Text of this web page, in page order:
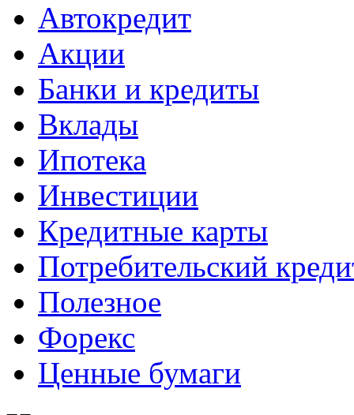
Автокредит
Акции
Банки и кредиты
Вклады
Ипотека
Инвестиции
Кредитные карты
Потребительский
Полезное
Форекс
Ценные бумаги